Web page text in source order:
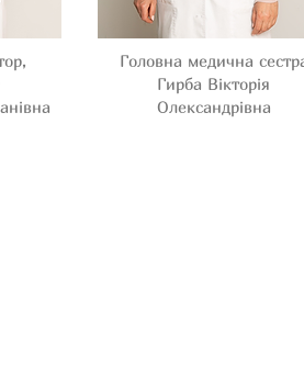
Головна медична
Гирба Вікторія
Олександрівнa